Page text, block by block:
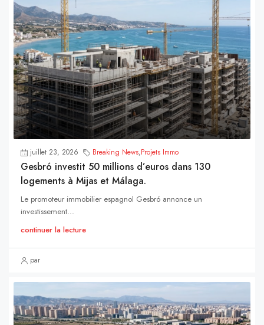
juillet 23, 2026 Breaking News,Projets Immo
Gesbró investit 50 millions d’euros dans 130
logements à Mijas et Málaga.
Le promoteur immobilier espagnol Gesbró annonce un
investissement...
continuer la lecture
par